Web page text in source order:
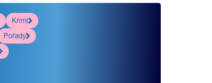
Krimi
Pořady